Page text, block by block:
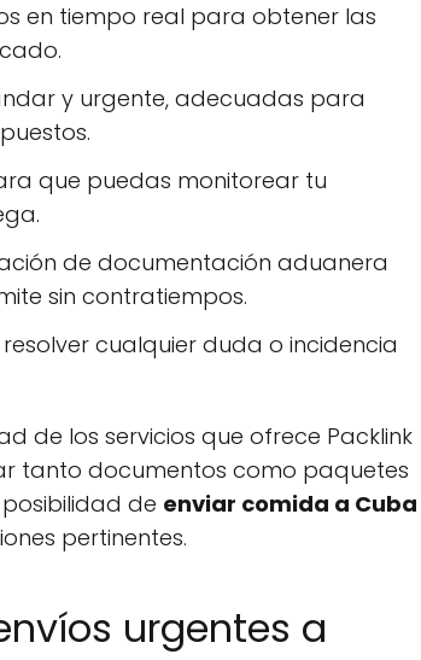
en tiempo real para obtener las
y urgente, adecuadas para
que puedas monitorear tu
de documentación aduanera
sin contratiempos.
cualquier duda o incidencia
de los servicios que ofrece Packlink
tanto documentos como paquetes
de enviar comida a Cuba
pertinentes.
urgentes a